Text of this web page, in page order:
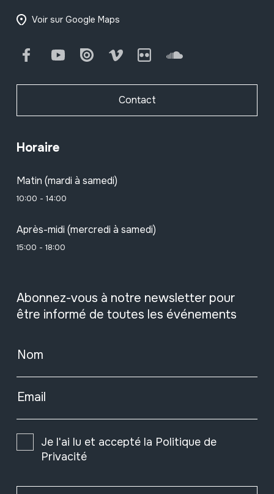
Voir sur Google Maps
FacebookYoutube Issuu Vimeo Flickr SoundCloud
Contact
Horaire
Matin (mardi à samedi)
10:00 - 14:00
Après-midi (mercredi à samedi)
15:00 - 18:00
Abonnez-vous à notre newsletter pour
être informé de toutes les événements
Nom
Email
Je l'ai lu et accepté la Politique de
Privacité